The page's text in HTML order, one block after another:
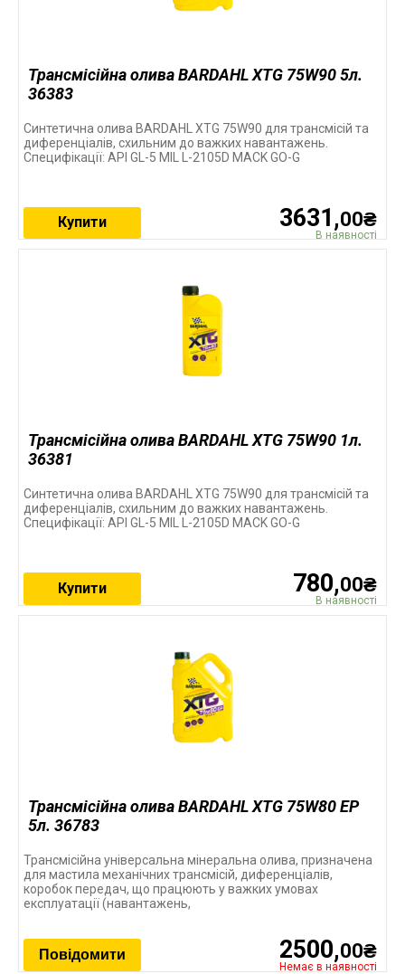
Трансмісійна олива BARDAHL XTG 75W90 5л.
36383
Синтетична олива BARDAHL XTG 75W90 для трансмісій та
диференціалів, схильним до важких навантажень.
Специфікації: API GL-5 MIL L-2105D MACK GO-G
3631,00₴
В наявності
Купити
Трансмісійна олива BARDAHL XTG 75W90 1л.
36381
Синтетична олива BARDAHL XTG 75W90 для трансмісій та
диференціалів, схильним до важких навантажень.
Специфікації: API GL-5 MIL L-2105D MACK GO-G
780,00₴
В наявності
Купити
Трансмісійна олива BARDAHL XTG 75W80 EP
5л. 36783
Трансмісійна універсальна мінеральна олива, призначена
для мастила механічних трансмісій, диференціалів,
коробок передач, що працюють у важких умовах
експлуатації (навантажень,
2500,00₴
Немає в наявності
Повідомити